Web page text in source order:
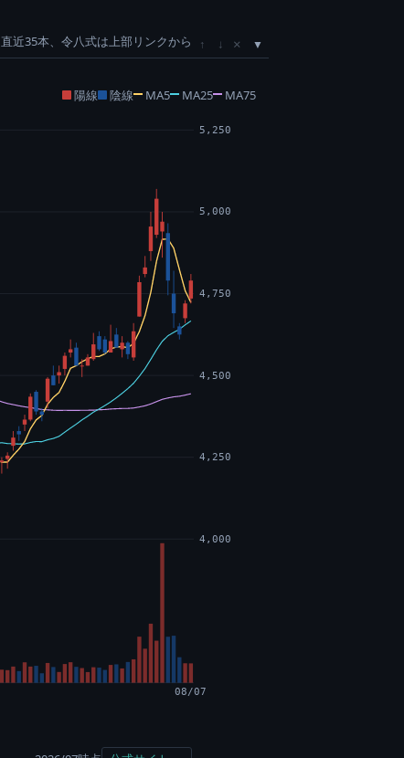
直近35本、令八式は上部リンクから ↑ ↓ ×
陽線 陰線 MA5 MA25 MA75
4,000
4,250
4,500
4,750
5,000
5,250
08/07